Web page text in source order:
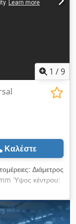
1 /9
Καλέστε
Διάμετρος
Ύψος κέντρου:
με το χέρι
απαίτηση
περίπου: 1,5
2580 x 1750